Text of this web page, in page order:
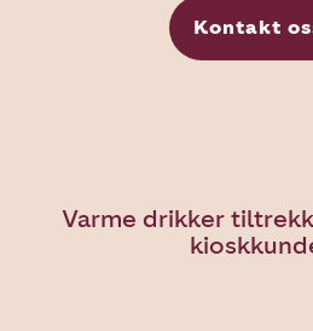
Kontakt
Varme drikker